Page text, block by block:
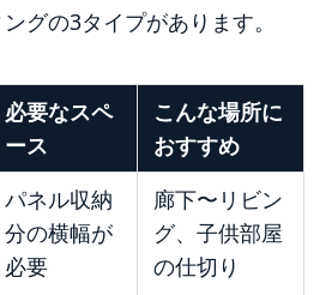
グの3タイプがあります。
必要なスペ
ース
こんな場所に
おすすめ
パネル収納
分の横幅が
必要
廊下〜リビン
グ、子供部屋
の仕切り